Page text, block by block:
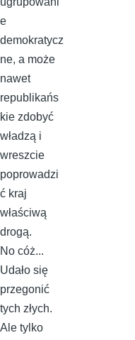
e
demokratycz
ne, a może
nawet
republikańs
kie zdobyć
władzą i
wreszcie
poprowadzi
ć kraj
właściwą
drogą.
No cóż...
Udało się
przegonić
tych złych.
Ale tylko